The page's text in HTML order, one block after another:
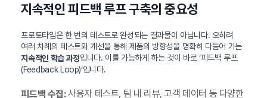
지속적인 피드백 루프 구축의 중요성
프로토타입은 한 번의 테스트로 완성되는 결과물이 아닙니다. 오히려
여러 차례의 테스트와 개선을 통해 제품의 방향성을 명확히 다듬어 가는
지속적인 학습 과정입니다. 이를 가능하게 하는 것이 바로 ‘피드백 루프
(Feedback Loop)’입니다.
피드백 수집:사용자 테스트, 팀 내 리뷰, 고객 데이터 등 다양한